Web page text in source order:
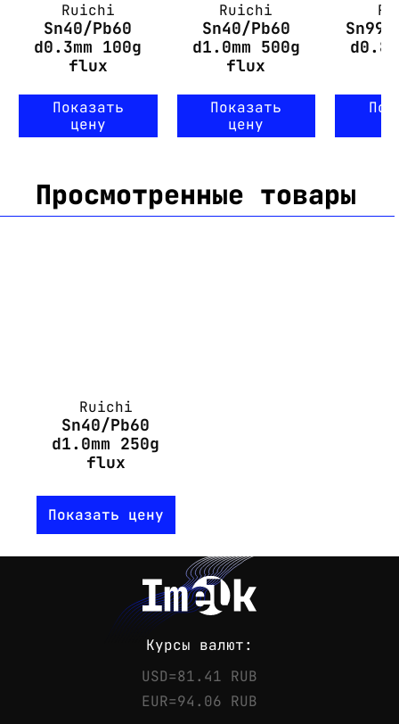
Ruichi
Sn40/Pb60
d0.3mm 100g
flux
Показать
цену
Ruichi
Sn40/Pb60
d1.0mm 500g
flux
Показать
цену
Просмотренные товары
Ruichi
Sn40/Pb60
d1.0mm 250g
flux
Показать цену
Курсы валют:
USD=81.41 RUB
EUR=94.06 RUB